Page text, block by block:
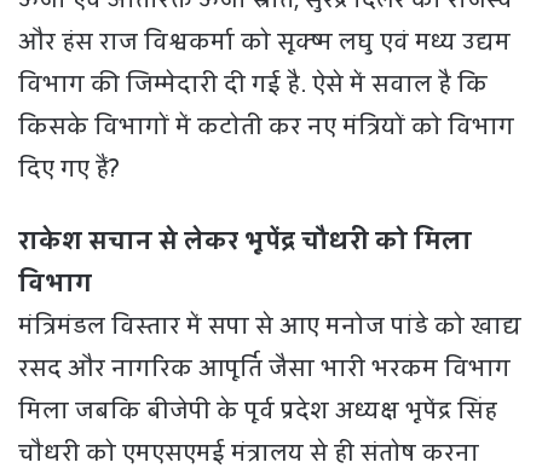
और हंस राज विश्वकर्मा को सूक्ष्म लघु एवं मध्य उद्यम
विभाग की जिम्मेदारी दी गई है. ऐसे में सवाल है कि
किसके विभागों में कटोती कर नए मंत्रियों को विभाग
दिए गए हैं?
राकेश सचान से लेकर भूपेंद्र चौधरी को मिला
विभाग
मंत्रिमंडल विस्तार में सपा से आए मनोज पांडे को खाद्य
रसद और नागरिक आपूर्ति जैसा भारी भरकम विभाग
मिला जबकि बीजेपी के पूर्व प्रदेश अध्यक्ष भूपेंद्र सिंह
चौधरी को एमएसएमई मंत्रालय से ही संतोष करना